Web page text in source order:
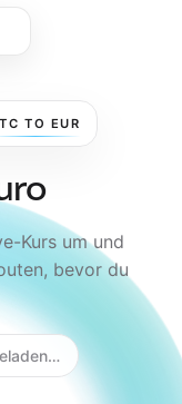
TO EUR
Kurs um und
bevor du